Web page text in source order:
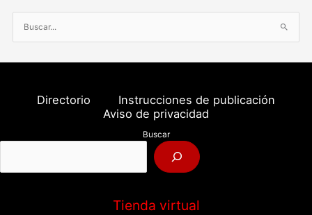
u
s
o
:
Directorio
Instrucciones de publicación
Aviso de privacidad
Buscar
Tienda virtual